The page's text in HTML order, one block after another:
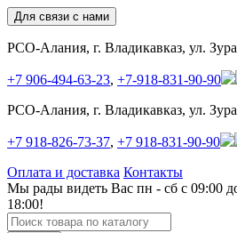
Для связи с нами
РСО-Алания, г. Владикавказ, ул.
+7 906-494-63-23, +7-918-831-90-90
РСО-Алания, г. Владикавказ, ул.
+7 918-826-73-37, +7 918-831-90-90
Оплата и доставка Контакты
Мы рады видеть Вас пн - сб с 09:00
18:00!